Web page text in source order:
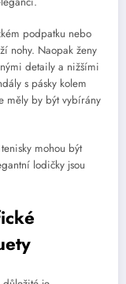
podpatku nebo
nohy. Naopak ženy
detaily a nižšími
s pásky kolem
měly by být vybírány
mohou být
lodičky jsou